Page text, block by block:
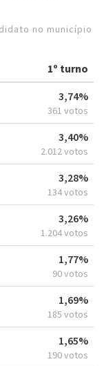
no município
1º turno
3,74%
361 votos
3,40%
2.012 votos
3,28%
134 votos
3,26%
1.204 votos
1,77%
90 votos
1,69%
185 votos
1,65%
190 votos